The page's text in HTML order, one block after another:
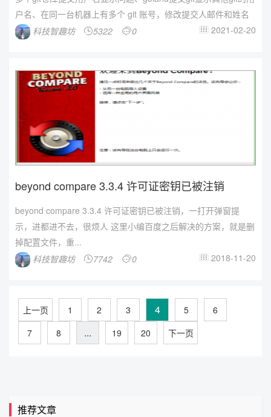
户名、在同一台机器上有多个 git 账号，修改提交人邮件和姓名
科技智趣坊
5322 0  2021-02-20
beyond compare 3.3.4 许可证密钥已被注销
beyond compare 3.3.4 许可证密钥已被注销，一打开弹窗提
示，进都进不去，很烦人 这里小编百度之后解决的方案，就是删
掉配置文件，重...
科技智趣坊
7742 0  2018-11-20
上一页 1 2 3 4 5
6
7
8 ... 19 20 下一页
推荐文章